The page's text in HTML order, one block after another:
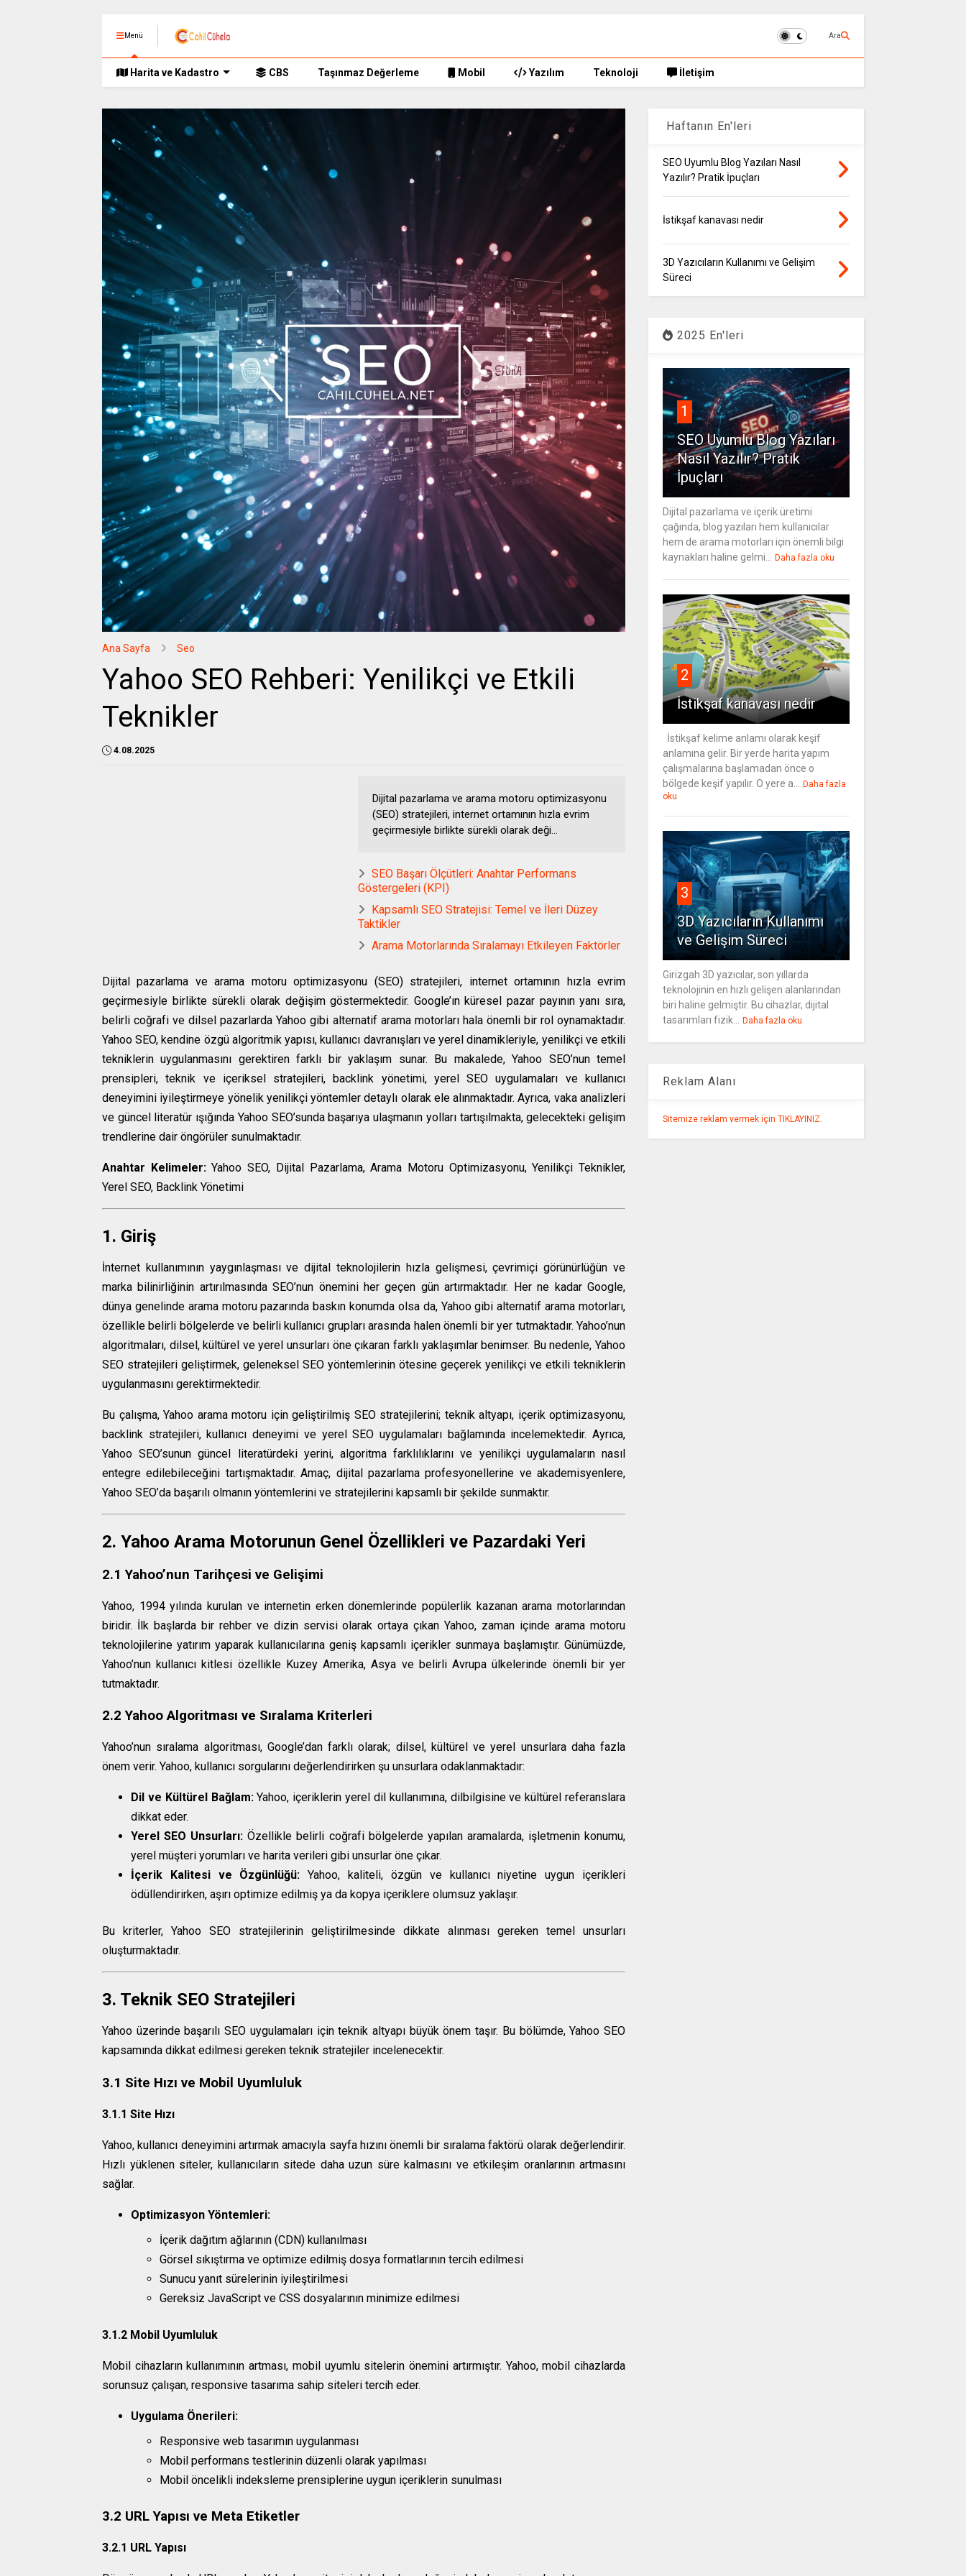
Menü Ara
Harita ve Kadastro CBS Taşınmaz Değerleme Mobil Yazılım Teknoloji İletişim
Ana Sayfa Seo
Yahoo SEO Rehberi: Yenilikçi ve Etkili
Teknikler
4.08.2025
Dijital pazarlama ve arama motoru optimizasyonu
(SEO) stratejileri, internet ortamının hızla evrim
geçirmesiyle birlikte sürekli olarak deği...
SEO Başarı Ölçütleri: Anahtar Performans
Göstergeleri (KPI)
Kapsamlı SEO Stratejisi: Temel ve İleri Düzey
Taktikler
Arama Motorlarında Sıralamayı Etkileyen Faktörler
Dijital pazarlama ve arama motoru optimizasyonu (SEO) stratejileri, internet ortamının hızla evrim
geçirmesiyle birlikte sürekli olarak değişim göstermektedir. Google’ın küresel pazar payının yanı sıra,
belirli coğrafi ve dilsel pazarlarda Yahoo gibi alternatif arama motorları hala önemli bir rol oynamaktadır.
Yahoo SEO, kendine özgü algoritmik yapısı, kullanıcı davranışları ve yerel dinamikleriyle, yenilikçi ve etkili
tekniklerin uygulanmasını gerektiren farklı bir yaklaşım sunar. Bu makalede, Yahoo SEO’nun temel
prensipleri, teknik ve içeriksel stratejileri, backlink yönetimi, yerel SEO uygulamaları ve kullanıcı
deneyimini iyileştirmeye yönelik yenilikçi yöntemler detaylı olarak ele alınmaktadır. Ayrıca, vaka analizleri
ve güncel literatür ışığında Yahoo SEO’sunda başarıya ulaşmanın yolları tartışılmakta, gelecekteki gelişim
trendlerine dair öngörüler sunulmaktadır.
Anahtar Kelimeler:Yahoo SEO, Dijital Pazarlama, Arama Motoru Optimizasyonu, Yenilikçi Teknikler,
Yerel SEO, Backlink Yönetimi
1. Giriş
İnternet kullanımının yaygınlaşması ve dijital teknolojilerin hızla gelişmesi, çevrimiçi görünürlüğün ve
marka bilinirliğinin artırılmasında SEO’nun önemini her geçen gün artırmaktadır. Her ne kadar Google,
dünya genelinde arama motoru pazarında baskın konumda olsa da, Yahoo gibi alternatif arama motorları,
özellikle belirli bölgelerde ve belirli kullanıcı grupları arasında halen önemli bir yer tutmaktadır. Yahoo’nun
algoritmaları, dilsel, kültürel ve yerel unsurları öne çıkaran farklı yaklaşımlar benimser. Bu nedenle, Yahoo
SEO stratejileri geliştirmek, geleneksel SEO yöntemlerinin ötesine geçerek yenilikçi ve etkili tekniklerin
uygulanmasını gerektirmektedir.
Bu çalışma, Yahoo arama motoru için geliştirilmiş SEO stratejilerini; teknik altyapı, içerik optimizasyonu,
backlink stratejileri, kullanıcı deneyimi ve yerel SEO uygulamaları bağlamında incelemektedir. Ayrıca,
Yahoo SEO’sunun güncel literatürdeki yerini, algoritma farklılıklarını ve yenilikçi uygulamaların nasıl
entegre edilebileceğini tartışmaktadır. Amaç, dijital pazarlama profesyonellerine ve akademisyenlere,
Yahoo SEO’da başarılı olmanın yöntemlerini ve stratejilerini kapsamlı bir şekilde sunmaktır.
2. Yahoo Arama Motorunun Genel Özellikleri ve Pazardaki Yeri
2.1 Yahoo’nun Tarihçesi ve Gelişimi
Yahoo, 1994 yılında kurulan ve internetin erken dönemlerinde popülerlik kazanan arama motorlarından
biridir. İlk başlarda bir rehber ve dizin servisi olarak ortaya çıkan Yahoo, zaman içinde arama motoru
teknolojilerine yatırım yaparak kullanıcılarına geniş kapsamlı içerikler sunmaya başlamıştır. Günümüzde,
Yahoo’nun kullanıcı kitlesi özellikle Kuzey Amerika, Asya ve belirli Avrupa ülkelerinde önemli bir yer
tutmaktadır.
2.2 Yahoo Algoritması ve Sıralama Kriterleri
Yahoo’nun sıralama algoritması, Google’dan farklı olarak; dilsel, kültürel ve yerel unsurlara daha fazla
önem verir. Yahoo, kullanıcı sorgularını değerlendirirken şu unsurlara odaklanmaktadır:
Dil ve Kültürel Bağlam:Yahoo, içeriklerin yerel dil kullanımına, dilbilgisine ve kültürel referanslara
dikkat eder.
Yerel SEO Unsurları: Özellikle belirli coğrafi bölgelerde yapılan aramalarda, işletmenin konumu,
yerel müşteri yorumları ve harita verileri gibi unsurlar öne çıkar.
İçerik Kalitesi ve Özgünlüğü: Yahoo, kaliteli, özgün ve kullanıcı niyetine uygun içerikleri
ödüllendirirken, aşırı optimize edilmiş ya da kopya içeriklere olumsuz yaklaşır.
Bu kriterler, Yahoo SEO stratejilerinin geliştirilmesinde dikkate alınması gereken temel unsurları
oluşturmaktadır.
3. Teknik SEO Stratejileri
Yahoo üzerinde başarılı SEO uygulamaları için teknik altyapı büyük önem taşır. Bu bölümde, Yahoo SEO
kapsamında dikkat edilmesi gereken teknik stratejiler incelenecektir.
3.1 Site Hızı ve Mobil Uyumluluk
3.1.1 Site Hızı
Yahoo, kullanıcı deneyimini artırmak amacıyla sayfa hızını önemli bir sıralama faktörü olarak değerlendirir.
Hızlı yüklenen siteler, kullanıcıların sitede daha uzun süre kalmasını ve etkileşim oranlarının artmasını
sağlar.
Optimizasyon Yöntemleri:
İçerik dağıtım ağlarının (CDN) kullanılması
Görsel sıkıştırma ve optimize edilmiş dosya formatlarının tercih edilmesi
Sunucu yanıt sürelerinin iyileştirilmesi
Gereksiz JavaScript ve CSS dosyalarının minimize edilmesi
3.1.2 Mobil Uyumluluk
Mobil cihazların kullanımının artması, mobil uyumlu sitelerin önemini artırmıştır. Yahoo, mobil cihazlarda
sorunsuz çalışan, responsive tasarıma sahip siteleri tercih eder.
Uygulama Önerileri:
Responsive web tasarımın uygulanması
Mobil performans testlerinin düzenli olarak yapılması
Mobil öncelikli indeksleme prensiplerine uygun içeriklerin sunulması
3.2 URL Yapısı ve Meta Etiketler
3.2.1 URL Yapısı
Haftanın En'leri
SEO Uyumlu Blog Yazıları Nasıl
Yazılır? Pratik İpuçları
İstikşaf kanavası nedir
3D Yazıcıların Kullanımı ve Gelişim
Süreci
2025 En'leri
1
SEO Uyumlu Blog Yazıları
Nasıl Yazılır? Pratik
İpuçları
Dijital pazarlama ve içerik üretimi
çağında, blog yazıları hem kullanıcılar
hem de arama motorları için önemli bilgi
kaynakları haline gelmi...
Daha fazla oku
2
İstikşaf kanavası nedir
İstikşaf kelime anlamı olarak keşif
anlamına gelir. Bir yerde harita yapım
çalışmalarına başlamadan önce o
bölgede keşif yapılır. O yere a...
Daha fazla
oku
3
3D Yazıcıların Kullanımı
ve Gelişim Süreci
Girizgah 3D yazıcılar, son yıllarda
teknolojinin en hızlı gelişen alanlarından
biri haline gelmiştir. Bu cihazlar, dijital
tasarımları fizik...
Daha fazla oku
Reklam Alanı
Sitemize reklam vermek için TIKLAYINIZ.